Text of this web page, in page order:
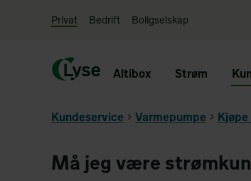
Privat Bedrift Boligselskap
Altibox Strøm
Kundeservice Varmepumpe
Må jeg være